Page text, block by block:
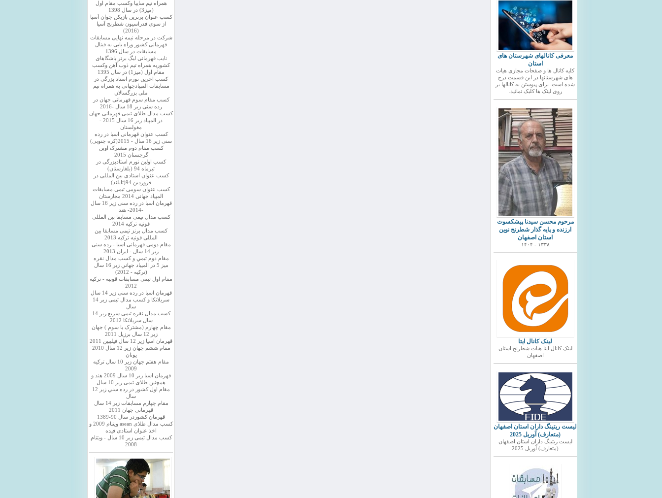
معرفی کانالهای شهرستان های
استان
کلیه کانال ها و صفحات مجازی هیات
های شهرستانها در این قسمت درج
شده است. برای پیوستن به کانالها بر
روی لینک ها کلیک نمائید.
مرحوم محسن سیدنا پیشکسوت
ارزنده و پایه گذار شطرنج نوین
استان اصفهان
۱۳۳۸ - ۱۴۰۴
لینک کانال ایتا
لینک کانال ایتا هیات شطرنج استان
اصفهان
ليست ريتينگ داران استان اصفهان
(متعارف) آوریل 2025
ليست ريتينگ داران استان اصفهان
(متعارف) آوریل 2025
همراه تیم سایپا وکسب مقام اول
(میز3) در سال 1398
کسب عنوان برترین بازیکن جوان آسیا
از سوی فدراسیون شطرنج آسیا
(2016)
شرکت در مرحله نیمه نهایی مسابقات
قهرمانی کشور وراه یابی به فینال
مسابقات در سال 1396
نایب قهرمانی لیگ برتر باشگاهای
کشوربه همراه تیم ذوب آهن وکسب
مقام اول (میز1) در سال 1395
کسب اخرین نورم استاد بزرگی در
مسابقات المپیادجهانی به همراه تیم
ملی بزرگسالان
کسب مقام سوم قهرمانی جهان در
رده سنی زیر 18 سال -2016
کسب مدال طلای تیمی قهرمانی جهان
در المپیاد زیر 16 سال 2015 -
مغولستان
کسب عنوان قهرمانی اسیا در رده
سنی زیر 16 سال - 2015(کره جنوبی)
کسب مقام دوم مشترک اوپن
گرجستان 2015
کسب اولین نورم استادبزرگی در
تیرماه 94 (بلغارستان)
کسب عنوان استادی بین المللی در
فروردین 94(تایلند)
کسب عنوان سومی تیمی مسابقات
المپیاد جهانی 2014 مجارستان
قهرمان اسیا در رده سنی زیر 16 سال
-2014- هند
کسب مدال تیمی مسابقا بین المللی
قونیه ترکیه 2014
کسب مدال برنز تیمی مسابقا بین
المللی قونیه ترکیه 2013
مقام دومی قهرمانی اسیا - رده سنی
زیر 14 سال - ایران 2013
مقام دوم تيمي و كسب مدال نقره
ميز 5 در المپياد جهاني زير 16 سال
(تركيه - 2012)
مقام اول تیمی مسابقات قونیه - ترکیه
2012
قهرمان اسیا در رده سنی زیر 14 سال
سريلانكا و کسب مدال تیمی زیر 14
سال
کسب مدال نقره تیمی سریع زیر 14
سال سریلانکا 2012
مقام چهارم (مشترک با سوم ) جهان
زیر 12 سال برزیل 2011
قهرمان اسيا زير 12 سال فیلیپین 2011
مقام ششم جهان زیر 12 سال 2010
یونان
مقام هفتم جهان زیر 10 سال ترکیه
2009
قهرمان اسيا زیر 10 سال 2009 هند و
همچنین طلای تیمی زیر 10 سال
مقام اول كشور در رده سني زير 12
سال
مقام چهارم مسابقات زیر 14 سال
قهرمانی جهان 2011
قهرمان کشوردر سال 90-1389
کسب مدال طلای asean ویتنام 2009 و
اخذ عنوان استادی فیده
کسب مدال تیمی زیر 10 سال - ویتنام
2008